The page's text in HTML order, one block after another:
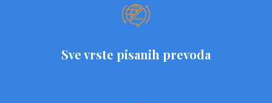
Sve vrste pisanih prevoda